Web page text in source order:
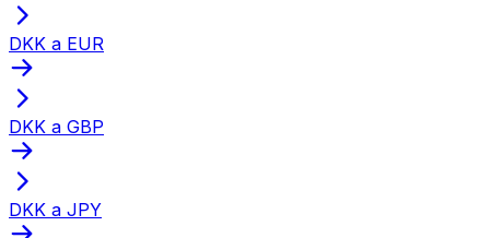
DKK a EUR
DKK a GBP
DKK a JPY